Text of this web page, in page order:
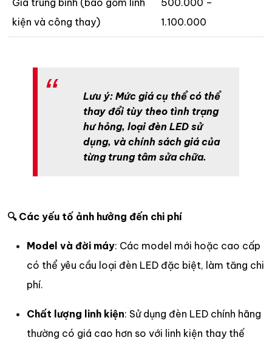
Giá trung bình (bao gồm linh
kiện và công thay)
500.000 –
1.100.000
Lưu ý: Mức giá cụ thể có thể
thay đổi tùy theo tình trạng
hư hỏng, loại đèn LED sử
dụng, và chính sách giá của
từng trung tâm sửa chữa.
🔍 Các yếu tố ảnh hưởng đến chi phí
Model và đời máy: Các model mới hoặc cao cấp
có thể yêu cầu loại đèn LED đặc biệt, làm tăng chi
phí.
Chất lượng linh kiện: Sử dụng đèn LED chính hãng
thường có giá cao hơn so với linh kiện thay thế